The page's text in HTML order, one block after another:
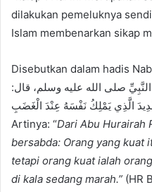
dilakukan pemeluknya
Islam membenarkan sikap
Disebutkan dalam hadis
صلى الله عليه وسلم، قال:
Artinya: “Dari Abu Hurairah
bersabda: Orang yang kuat
tetapi orang kuat ialah
di kala sedang marah.” (HR